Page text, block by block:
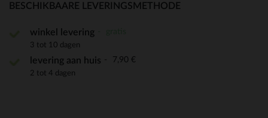
BESCHIKBAARE LEVERINGSMETHODE
winkel levering
3 tot 10 dagen
levering aan huis 7,90 €
2 tot 4 dagen